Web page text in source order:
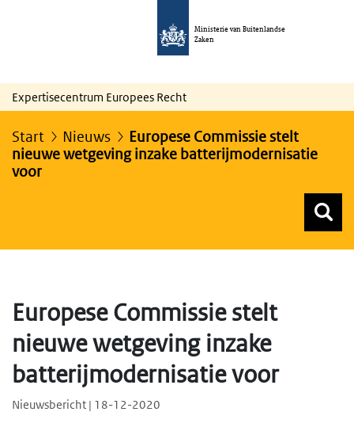
Ministerie van Buitenlandse
Zaken
Expertisecentrum Europees Recht
Start Nieuws
Europese Commissie stelt
nieuwe wetgeving inzake batterijmodernisatie
voor
Europese Commissie stelt
nieuwe wetgeving inzake
batterijmodernisatie voor
Nieuwsbericht | 18-12-2020